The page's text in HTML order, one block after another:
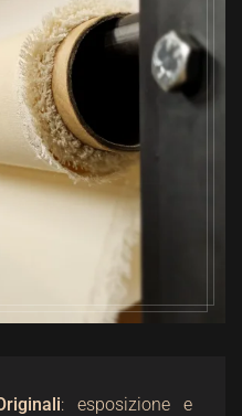
: esposizione e